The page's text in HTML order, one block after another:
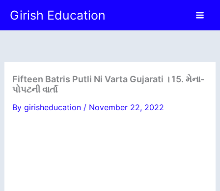
content
Girish Education
Fifteen Batris Putli Ni Varta Gujarati । 15. મેના-
પોપટની વાર્તા
By girisheducation / November 22, 2022